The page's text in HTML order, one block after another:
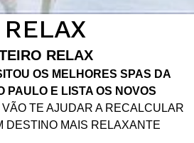
RELAX
OS MELHORES SPAS DA
PAULO E LISTA OS NOVOS
TE AJUDAR A RECALCULAR
DESTINO MAIS RELAXANTE